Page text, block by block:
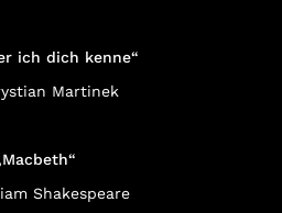
ich dich kenne“
Martinek
Shakespeare